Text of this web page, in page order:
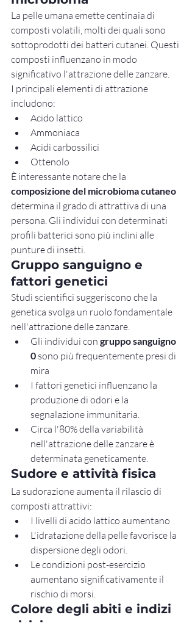
La pelle umana emette centinaia di
composti volatili, molti dei quali sono
sottoprodotti dei batteri cutanei. Questi
composti influenzano in modo
significativo l'attrazione delle zanzare.
I principali elementi di attrazione
includono:
Acido lattico
Ammoniaca
Acidi carbossilici
Ottenolo
È interessante notare che la
composizione del microbioma cutaneo
determina il grado di attrattiva di una
persona. Gli individui con determinati
profili batterici sono più inclini alle
punture di insetti.
Gruppo sanguigno e
fattori genetici
Studi scientifici suggeriscono che la
genetica svolga un ruolo fondamentale
nell'attrazione delle zanzare.
Gli individui con gruppo sanguigno
0 sono più frequentemente presi di
mira
I fattori genetici influenzano la
produzione di odori e la
segnalazione immunitaria.
Circa l'80% della variabilità
nell'attrazione delle zanzare è
determinata geneticamente.
Sudore e attività fisica
La sudorazione aumenta il rilascio di
composti attrattivi:
I livelli di acido lattico aumentano
L'idratazione della pelle favorisce la
dispersione degli odori.
Le condizioni post-esercizio
aumentano significativamente il
rischio di morsi.
Colore degli abiti e indizi